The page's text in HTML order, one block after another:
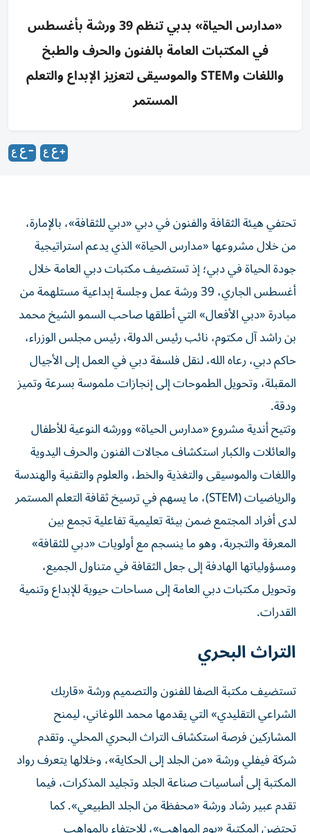
«مدارس الحياة» بدبي تنظم 39 ورشة بأغسطس
في المكتبات العامة بالفنون والحرف والطبخ
واللغات وSTEM والموسيقى لتعزيز الإبداع والتعلم
المستمر
تحتفي هيئة الثقافة والفنون في دبي «دبي للثقافة»، بالإمارة،
من خلال مشروعها «مدارس الحياة» الذي يدعم استراتيجية
جودة الحياة في دبي؛ إذ تستضيف مكتبات دبي العامة خلال
أغسطس الجاري، 39 ورشة عمل وجلسة إبداعية مستلهمة من
مبادرة «دبي الأفعال» التي أطلقها صاحب السمو الشيخ محمد
بن راشد آل مكتوم، نائب رئيس الدولة، رئيس مجلس الوزراء،
حاكم دبي، رعاه الله، لنقل فلسفة دبي في العمل إلى الأجيال
المقبلة، وتحويل الطموحات إلى إنجازات ملموسة بسرعة وتميز
ودقة.
وتتيح أندية مشروع «مدارس الحياة» وورشه النوعية للأطفال
والعائلات والكبار استكشاف مجالات الفنون والحرف اليدوية
واللغات والموسيقى والتغذية والخط، والعلوم والتقنية والهندسة
والرياضيات (STEM)، ما يسهم في ترسيخ ثقافة التعلم المستمر
لدى أفراد المجتمع ضمن بيئة تعليمية تفاعلية تجمع بين
المعرفة والتجربة، وهو ما ينسجم مع أولويات «دبي للثقافة»
ومسؤولياتها الهادفة إلى جعل الثقافة في متناول الجميع،
وتحويل مكتبات دبي العامة إلى مساحات حيوية للإبداع وتنمية
القدرات.
التراث البحري
تستضيف مكتبة الصفا للفنون والتصميم ورشة «قاربك
الشراعي التقليدي» التي يقدمها محمد اللوغاني، ليمنح
المشاركين فرصة استكشاف التراث البحري المحلي. وتقدم
شركة فيفلي ورشة «من الجلد إلى الحكاية»، وخلالها يتعرف رواد
المكتبة إلى أساسيات صناعة الجلد وتجليد المذكرات، فيما
تقدم عبير رشاد ورشة «محفظة من الجلد الطبيعي». كما